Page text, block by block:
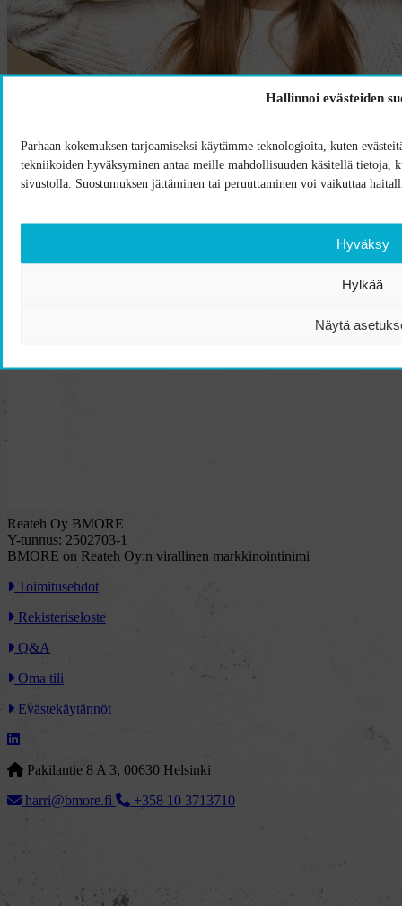
Hallinnoi evästeiden
Parhaan kokemuksen tarjoamiseksi käytämme teknologioita, kuten
tekniikoiden hyväksyminen antaa meille mahdollisuuden käsitellä tietoja,
sivustolla. Suostumuksen jättäminen tai peruuttaminen voi vaikuttaa
Hyväksy
Hylkää
Näytä
Reateh Oy BMORE
Y-tunnus: 2502703-1
BMORE on Reateh Oy:n virallinen markkinointinimi
Toimitusehdot
Rekisteriseloste
Q&A
Oma tili
Evästekäytännöt
Pakilantie 8 A 3, 00630 Helsinki
harri@bmore.fi
+358 10 3713710